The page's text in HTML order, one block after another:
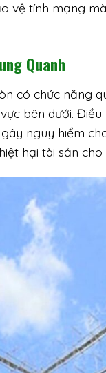
vệ tính mạng
Quanh
có chức năng
bên dưới.
nguy hiểm
hại tài sản cho